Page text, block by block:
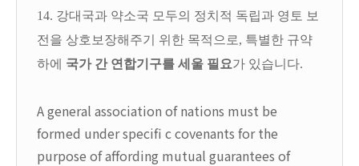
14. 강대국과 약소국 모두의 정치적 독립과 영토 보
전을 상호보장해주기 위한 목적으로, 특별한 규약
하에 국가 간 연합기구를 세울 필요가 있습니다.
A general association of nations must be
formed under specifi c covenants for the
purpose of affording mutual guarantees of